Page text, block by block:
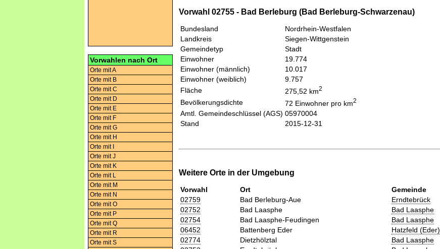
Vorwahlen nach Ort
Orte mit A
Orte mit B
Orte mit C
Orte mit D
Orte mit E
Orte mit F
Orte mit G
Orte mit H
Orte mit I
Orte mit J
Orte mit K
Orte mit L
Orte mit M
Orte mit N
Orte mit O
Orte mit P
Orte mit Q
Orte mit R
Orte mit S
Vorwahl 02755 - Bad Berleburg (Bad Berleburg-Schwarzenau)
Bundesland
Nordrhein-Westfalen
Landkreis
Siegen-Wittgenstein
Gemeindetyp
Stadt
Einwohner
19.774
Einwohner (männlich)
10.017
Einwohner (weiblich)
9.757
Fläche
275,52 km2
Bevölkerungsdichte 72 Einwohner pro km2
Amtl. Gemeindeschlüssel (AGS) 05970004
Stand
2015-12-31
Weitere Orte in der Umgebung
Vorwahl Ort
Gemeinde
02759
Bad Berleburg-Aue
Erndtebrück
02752
Bad Laasphe
Bad Laasphe
02754
Bad Laasphe-Feudingen
Bad Laasphe
06452
Battenberg Eder
Hatzfeld (Eder)
02774
Dietzhölztal
Bad Laasphe